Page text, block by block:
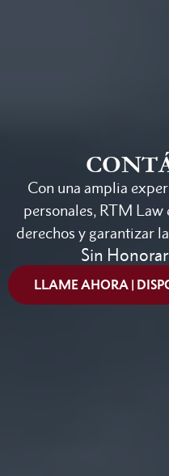
Con una amplia
personales, RTM Law
derechos y garantizar
Sin
LLAME AHORA |